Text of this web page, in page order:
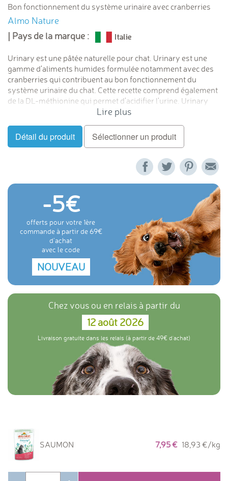
Bon fonctionnement du système urinaire avec cranberries
Almo Nature
| Pays de la marque :
Urinary est une pâtée naturelle pour chat. Urinary est une
gamme d'aliments humides formulée notamment avec des
cranberries qui contribuent au bon fonctionnement du
système urinaire du chat. Cette recette comprend également
de la DL-méthionine qui permet d'acidifier l'urine. Urinary
Help apportent une bonne hydratation naturelle et sont
urinaire. Enrichies avec des vitamines et des minéraux, elles
offrent un repas complet savoureux pour les chats adultes.
Lire plus
Détail du produit Sélectionner un produit
-5
offerts pour votre 1ère
commande à partir de 69
d'achat
avec le code
NOUVEAU
Chez vous ou en relais à partir du
12 août 2026
Livraison gratuite dans les relais (à partir de 49€ d'achat)
SAUMON 7,95 18,93 €/kg